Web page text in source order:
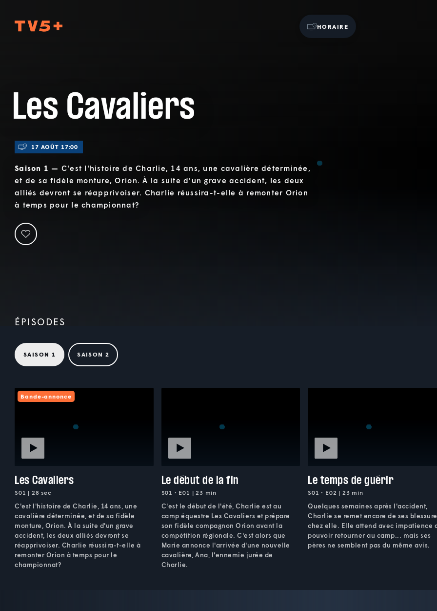
HORAIRE
Les Cavaliers
17 AOÛT 17:00
Saison 1 — C'est l'histoire de Charlie, 14 ans, une cavalière déterminée,
et de sa fidèle monture, Orion. À la suite d'un grave accident, les deux
alliés devront se réapprivoiser. Charlie réussira-t-elle à remonter Orion
à temps pour le championnat?
ÉPISODES
SAISON 1 SAISON 2
Bande-annonce
Les Cavaliers
S01 | 28 sec
C'est l'histoire de Charlie, 14 ans, une
cavalière déterminée, et de sa fidèle
monture, Orion. À la suite d'un grave
accident, les deux alliés devront se
réapprivoiser. Charlie réussira-t-elle à
remonter Orion à temps pour le
championnat?
Le début de la fin
S01 • E01 | 23 min
C'est le début de l'été, Charlie est au
camp équestre Les Cavaliers et prépare
son fidèle compagnon Orion avant la
compétition régionale. C'est alors que
Marie annonce l'arrivée d'une nouvelle
cavalière, Ana, l'ennemie jurée de
Charlie.
Le temps de guérir
S01 • E02 | 23 min
Quelques semaines après l'accident,
Charlie se remet encore de ses
chez elle. Elle attend avec impatience
pouvoir retourner au camp... mais ses
pères ne semblent pas du même avis.